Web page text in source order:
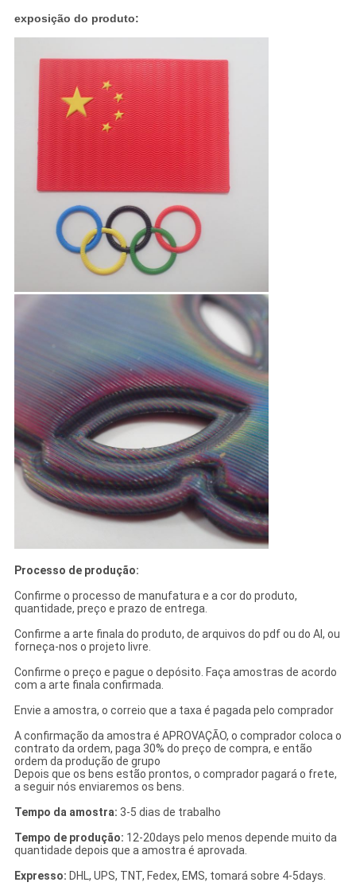
exposição do produto:
Processo de produção:
Confirme o processo de manufatura e a cor do produto,
quantidade, preço e prazo de entrega.
Confirme a arte finala do produto, de arquivos do pdf ou do AI, ou
forneça-nos o projeto livre.
Confirme o preço e pague o depósito. Faça amostras de acordo
com a arte finala confirmada.
Envie a amostra, o correio que a taxa é pagada pelo comprador
A confirmação da amostra é APROVAÇÃO, o comprador coloca o
contrato da ordem, paga 30% do preço de compra, e então
ordem da produção de grupo
Depois que os bens estão prontos, o comprador pagará o frete,
a seguir nós enviaremos os bens.
Tempo da amostra: 3-5 dias de trabalho
Tempo de produção: 12-20days pelo menos depende muito da
quantidade depois que a amostra é aprovada.
Expresso: DHL, UPS, TNT, Fedex, EMS, tomará sobre 4-5days.